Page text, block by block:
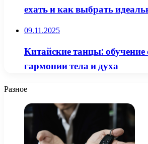
ехать и как выбрать
09.11.2025
Китайские танцы: обучение
гармонии тела и духа
Разное